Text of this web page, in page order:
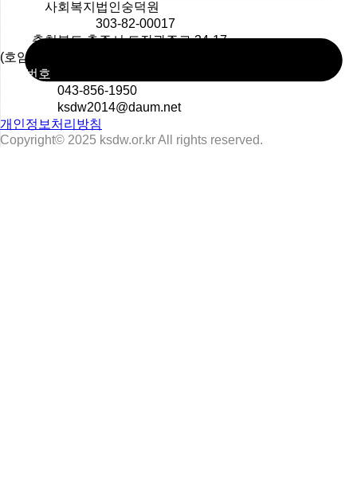
사회복지법인숭덕원
303-82-00017
충청북도 충주시 도장관주로 34-17
(호암동, 충북장애인종합복지관)
대표번호
043-856-1950
ksdw2014@daum.net
개인정보처리방침
Copyright© 2025 ksdw.or.kr All rights reserved.